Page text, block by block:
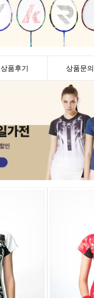
상품후기 상품문의